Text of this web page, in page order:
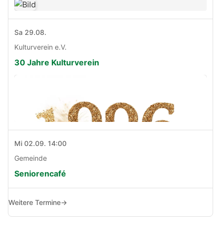
Sa 29.08.
Kulturverein e.V.
30 Jahre Kulturverein
Mi 02.09. 14:00
Gemeinde
Seniorencafé
Weitere Termine→